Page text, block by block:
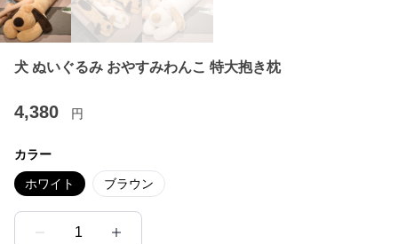
犬 ぬいぐるみ おやすみわんこ 特大抱き枕
4,380 円
カラー
ホワイト ブラウン
1